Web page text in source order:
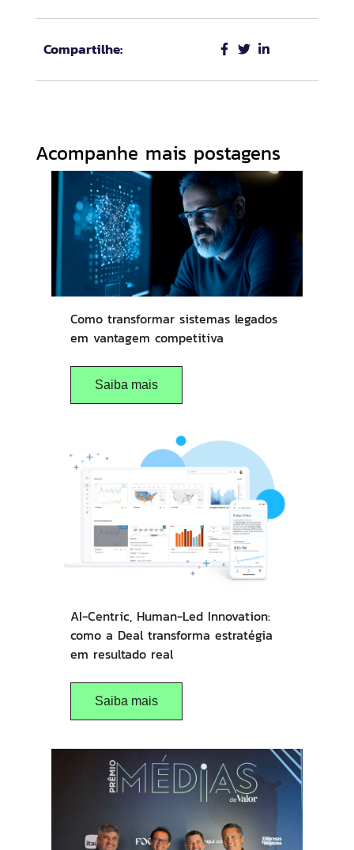
Compartilhe:
Acompanhe mais postagens
Como transformar sistemas legados
em vantagem competitiva
Saiba mais
AI-Centric, Human-Led Innovation:
como a Deal transforma estratégia
em resultado real
Saiba mais